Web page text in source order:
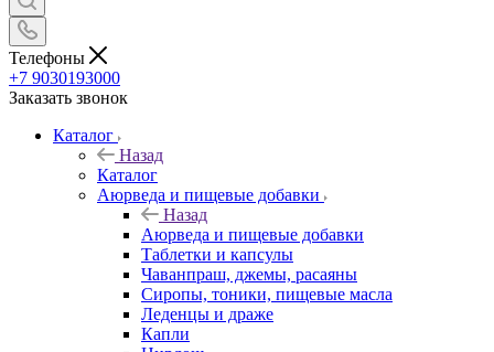
Телефоны
+7 9030193000
Заказать звонок
Каталог
Назад
Каталог
Аюрведа и пищевые добавки
Назад
Аюрведа и пищевые добавки
Таблетки и капсулы
Чаванпраш, джемы, расаяны
Сиропы, тоники, пищевые масла
Леденцы и драже
Капли